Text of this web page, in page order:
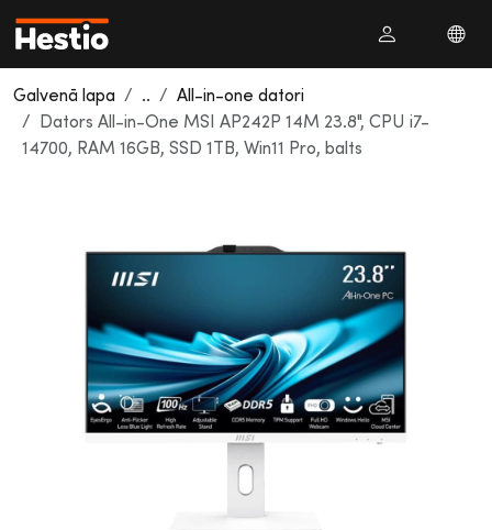
Galvenā lapa ..
All-in-one datori
Dators All-in-One MSI AP242P 14M 23.8", CPU i7-
14700, RAM 16GB, SSD 1TB, Win11 Pro, balts